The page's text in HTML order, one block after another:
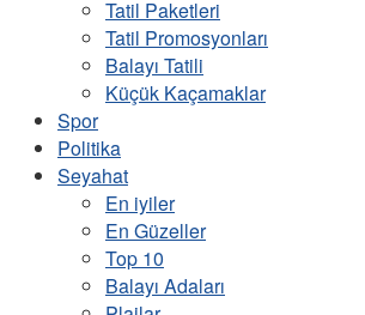
Tatil Paketleri
Tatil Promosyonları
Balayı Tatili
Küçük Kaçamaklar
Spor
Politika
Seyahat
En iyiler
En Güzeller
Top 10
Balayı Adaları